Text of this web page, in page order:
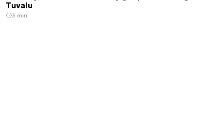
Tuvalu
3 min.